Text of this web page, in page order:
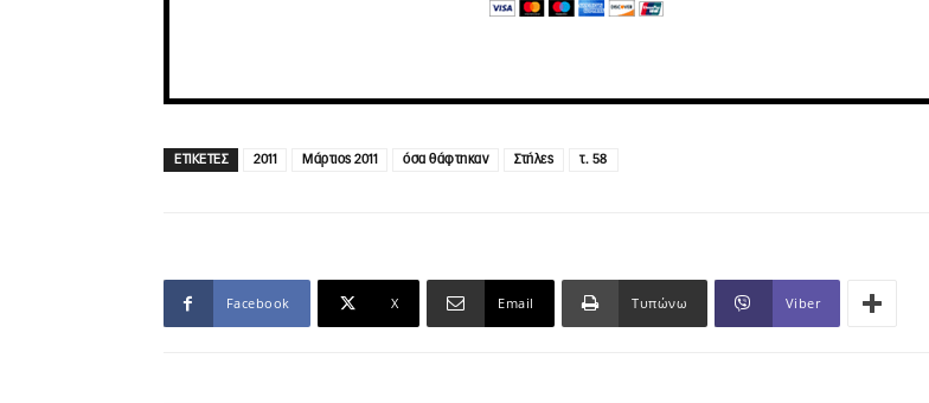
ΕΤΙΚΕΤΕΣ 2011 Μάρτιος 2011 όσα θάφτηκαν Στήλες τ. 58
Facebook X Email Τυπώνω Viber